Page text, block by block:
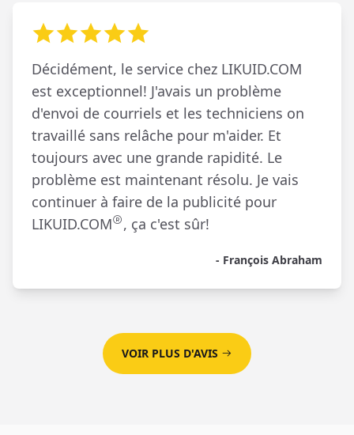
Décidément, le service chez LIKUID.COM
est exceptionnel! J'avais un problème
d'envoi de courriels et les techniciens on
travaillé sans relâche pour m'aider. Et
toujours avec une grande rapidité. Le
problème est maintenant résolu. Je vais
continuer à faire de la publicité pour
LIKUID.COM
, ça c'est sûr!
- François Abraham
VOIR PLUS D'AVIS